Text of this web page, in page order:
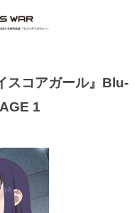
スコアガール』Blu-
1